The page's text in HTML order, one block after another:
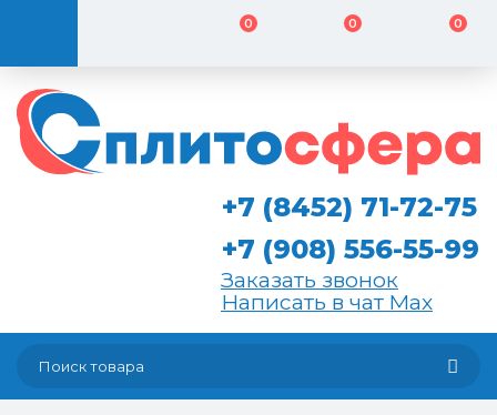
0 0 0
+7 (8452) 71-72-75
+7 (908) 556-55-99
Заказать звонок
Написать в чат Max